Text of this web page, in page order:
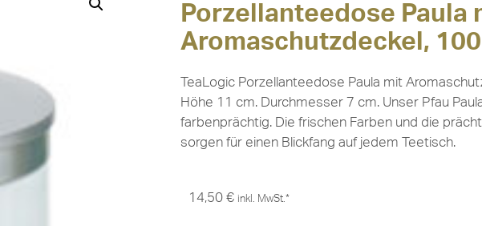
Porzellanteedose Paula
Aromaschutzdeckel,
TeaLogic Porzellanteedose Paula mit
Höhe 11 cm. Durchmesser 7 cm. Unser Pfau
farbenprächtig. Die frischen Farben und die
sorgen für einen Blickfang auf jedem Teetisch.
14,50 € inkl. MwSt.*